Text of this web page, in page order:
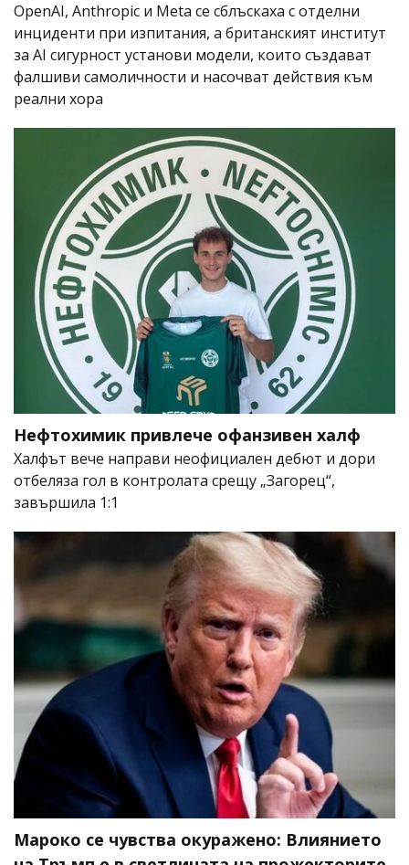
OpenAI, Anthropic и Meta се сблъскаха с отделни
инциденти при изпитания, а британският институт
за AI сигурност установи модели, които създават
фалшиви самоличности и насочват действия към
реални хора
Нефтохимик привлече офанзивен халф
Халфът вече направи неофициален дебют и дори
отбеляза гол в контролата срещу „Загорец“,
завършила 1:1
Мароко се чувства окуражено: Влиянието